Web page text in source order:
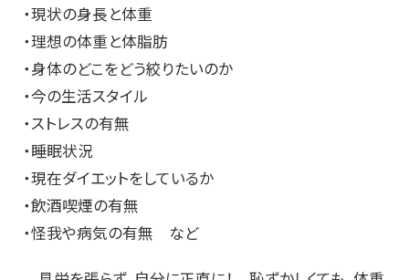
・現状の身長と体重
・理想の体重と体脂肪
・身体のどこをどう絞りたいのか
・今の生活スタイル
・ストレスの有無
・睡眠状況
・現在ダイエットをしているか
・飲酒喫煙の有無
・怪我や病気の有無 など